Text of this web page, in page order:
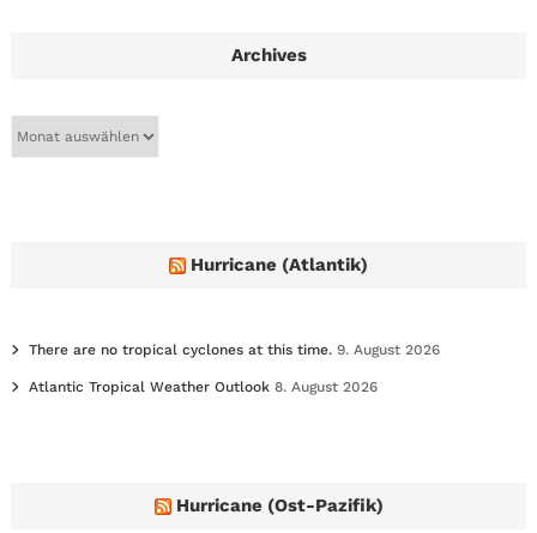
Archives
Hurricane (Atlantik)
There are no tropical cyclones at this time. 9. August 2026
Atlantic Tropical Weather Outlook 8. August 2026
Hurricane (Ost-Pazifik)